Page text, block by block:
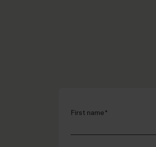
First name*